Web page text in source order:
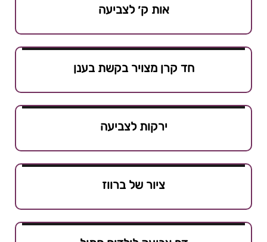
אות ק׳ לצביעה
חד קרן מצויר בקשת בענן
ירקות לצביעה
ציור של ברווז